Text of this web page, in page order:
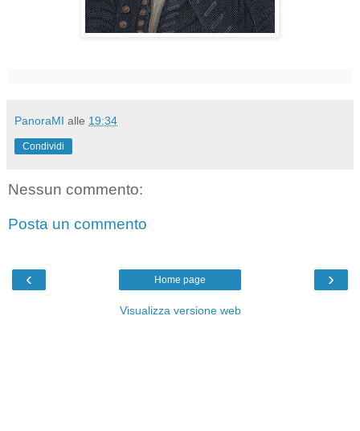
PanoraMI alle 19:34
Condividi
Nessun commento:
Posta un commento
‹ ›
Home page
Visualizza versione web